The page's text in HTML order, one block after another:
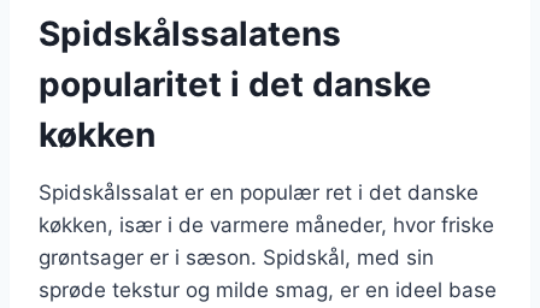
Spidskålssalatens
popularitet i det danske
køkken
Spidskålssalat er en populær ret i det danske
køkken, især i de varmere måneder, hvor friske
grøntsager er i sæson. Spidskål, med sin
sprøde tekstur og milde smag, er en ideel base